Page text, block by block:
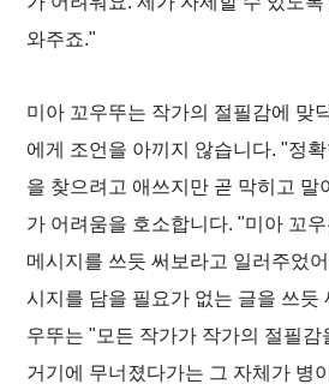
와주죠."
미아 꼬우뚜는 작가의 절필감에 맞
에게 조언을 아끼지 않습니다. "정
을 찾으려고 애쓰지만 곧 막히고 말
가 어려움을 호소합니다. "미아 꼬
메시지를 쓰듯 써보라고 일러주었
시지를 담을 필요가 없는 글을 쓰듯
우뚜는 "모든 작가가 작가의 절필
거기에 무너졌다가는 그 자체가 병